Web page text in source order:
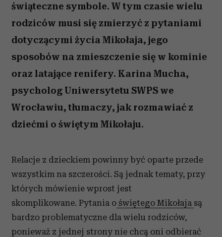
świąteczne symbole. W tym czasie wielu
rodziców musi się zmierzyć z pytaniami
dotyczącymi życia Mikołaja, jego
sposobów na zmieszczenie się w kominie
oraz latające renifery. Karina Mucha,
psycholog Uniwersytetu SWPS we
Wrocławiu, tłumaczy, jak rozmawiać z
dziećmi o świętym Mikołaju.
Relacje z dzieckiem powinny być oparte przede
wszystkim na szczerości. Są jednak tematy, przy
których mówienie wprost jest
skomplikowane. Pytania o świętego Mikołaja są
bardzo problematyczne dla wielu rodziców,
ponieważ z jednej strony nie chcą oni odbierać